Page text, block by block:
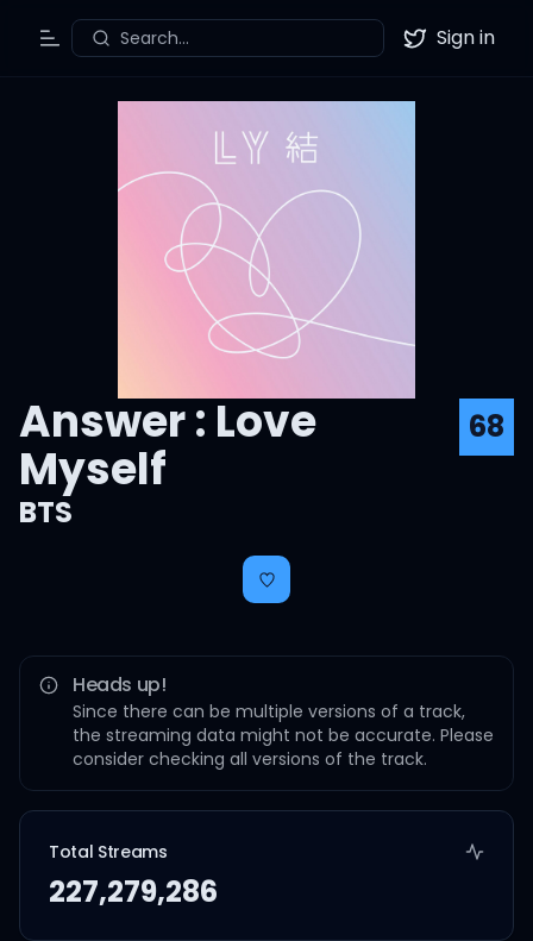
Toggle Menu
Search... Twitter
Sign in
Answer : Love
Myself
68
BTS
Heads up!
Since there can be multiple versions of a track,
the streaming data might not be accurate. Please
consider checking all versions of the track.
Total Streams
227,279,286